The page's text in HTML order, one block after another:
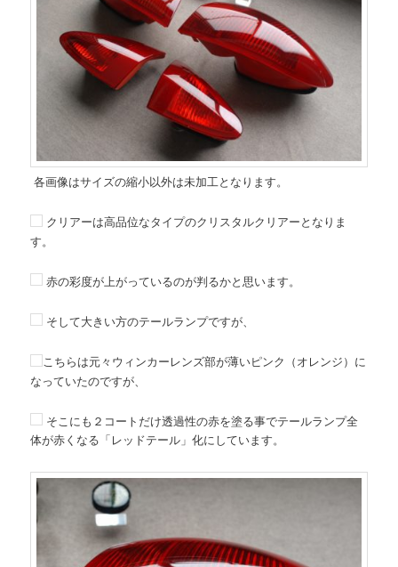
各画像はサイズの縮小以外は未加工となります。
クリアーは高品位なタイプのクリスタルクリアーとなりま
す。
赤の彩度が上がっているのが判るかと思います。
そして大きい方のテールランプですが、
こちらは元々ウィンカーレンズ部が薄いピンク（オレンジ）に
なっていたのですが、
そこにも２コートだけ透過性の赤を塗る事でテールランプ全
体が赤くなる「レッドテール」化にしています。